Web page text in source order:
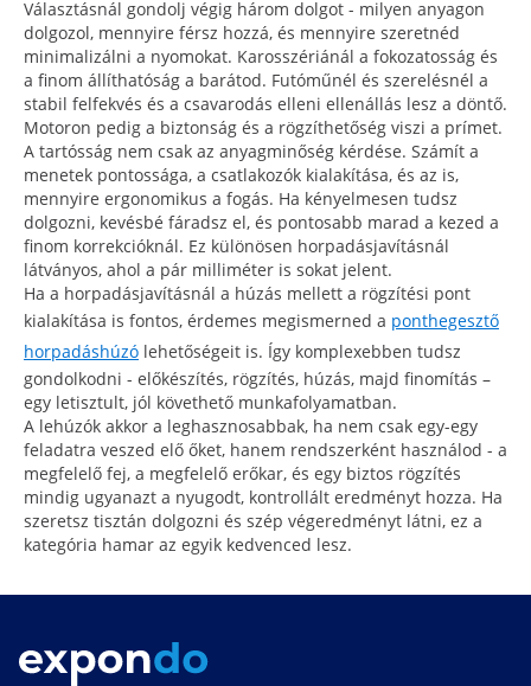
Választásnál gondolj végig három dolgot - milyen anyagon
dolgozol, mennyire férsz hozzá, és mennyire szeretnéd
minimalizálni a nyomokat. Karosszériánál a fokozatosság és
a finom állíthatóság a barátod. Futóműnél és szerelésnél a
stabil felfekvés és a csavarodás elleni ellenállás lesz a döntő.
Motoron pedig a biztonság és a rögzíthetőség viszi a prímet.
A tartósság nem csak az anyagminőség kérdése. Számít a
menetek pontossága, a csatlakozók kialakítása, és az is,
mennyire ergonomikus a fogás. Ha kényelmesen tudsz
dolgozni, kevésbé fáradsz el, és pontosabb marad a kezed a
finom korrekcióknál. Ez különösen horpadásjavításnál
látványos, ahol a pár milliméter is sokat jelent.
Ha a horpadásjavításnál a húzás mellett a rögzítési pont
kialakítása is fontos, érdemes megismerned a ponthegesztő
horpadáshúzó lehetőségeit is. Így komplexebben tudsz
gondolkodni - előkészítés, rögzítés, húzás, majd finomítás –
egy letisztult, jól követhető munkafolyamatban.
A lehúzók akkor a leghasznosabbak, ha nem csak egy-egy
feladatra veszed elő őket, hanem rendszerként használod - a
megfelelő fej, a megfelelő erőkar, és egy biztos rögzítés
mindig ugyanazt a nyugodt, kontrollált eredményt hozza. Ha
szeretsz tisztán dolgozni és szép végeredményt látni, ez a
kategória hamar az egyik kedvenced lesz.